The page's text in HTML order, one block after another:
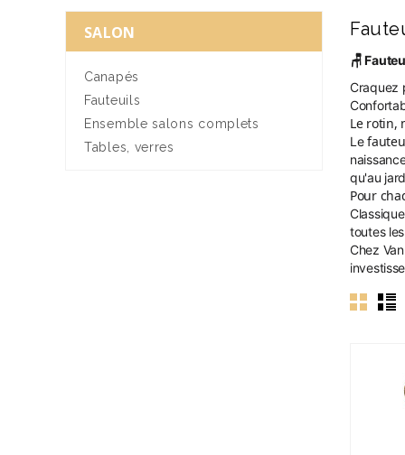
SALON
Canapés
Fauteuils
Ensemble salons complets
Tables, verres
🪑
Craquez
Le rotin,
Le
qu'au
Pour
toutes
Chez